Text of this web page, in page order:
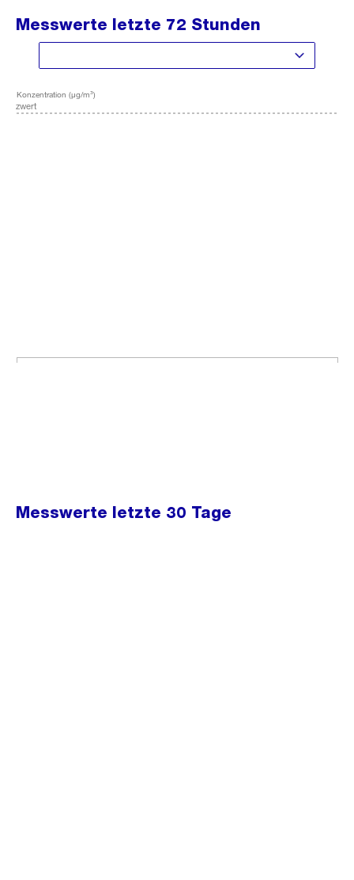
Messwerte letzte 72 Stunden
Konzentration (µg/m³)
Messwerte letzte 30 Tage